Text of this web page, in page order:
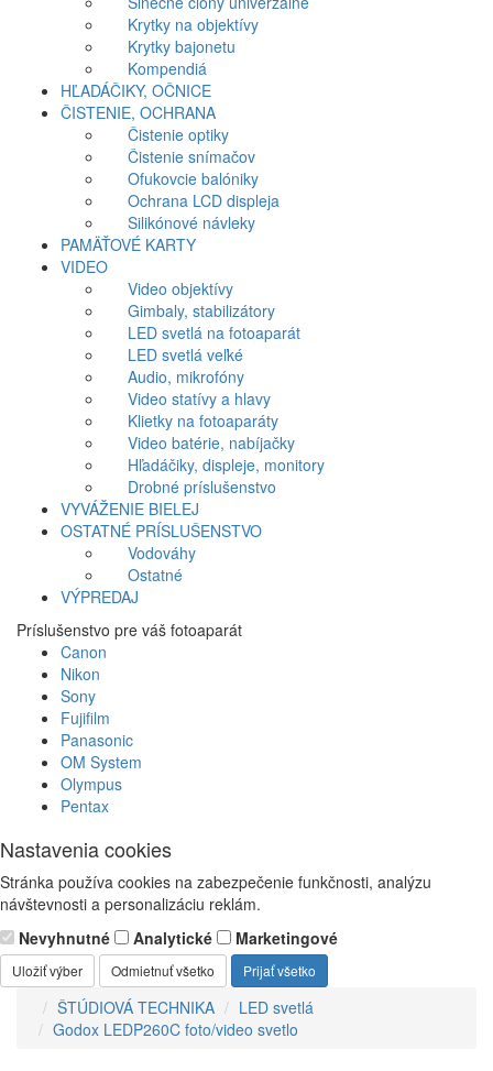
Krytky na objektívy
Krytky bajonetu
Kompendiá
HĽADÁČIKY, OČNICE
ČISTENIE, OCHRANA
Čistenie optiky
Čistenie snímačov
Ofukovcie balóniky
Ochrana LCD displeja
Silikónové návleky
PAMÄŤOVÉ KARTY
VIDEO
Video objektívy
Gimbaly, stabilizátory
LED svetlá na fotoaparát
LED svetlá veľké
Audio, mikrofóny
Video statívy a hlavy
Klietky na fotoaparáty
Video batérie, nabíjačky
Hľadáčiky, displeje, monitory
Drobné príslušenstvo
VYVÁŽENIE BIELEJ
OSTATNÉ PRÍSLUŠENSTVO
Vodováhy
Ostatné
VÝPREDAJ
Príslušenstvo pre váš fotoaparát
Canon
Nikon
Sony
Fujifilm
Panasonic
OM System
Olympus
Pentax
Nastavenia cookies
Stránka používa cookies na zabezpečenie funkčnosti, analýzu
návštevnosti a personalizáciu reklám.
Nevyhnutné
Analytické Marketingové
Uložiť výber Odmietnuť všetko Prijať všetko
ŠTÚDIOVÁ TECHNIKA
LED svetlá
Godox LEDP260C foto/video svetlo